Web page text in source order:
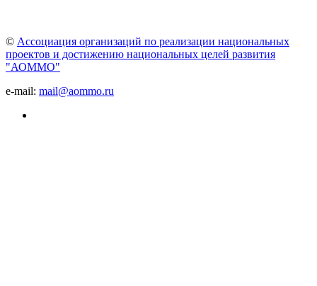
© Ассоциация организаций по реализации национальных
проектов и достижению национальных целей развития
"АОММО"
e-mail: mail@aommo.ru